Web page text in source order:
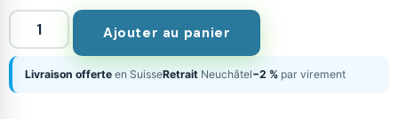
Ajouter au panier
Livraison offerte en SuisseRetrait Neuchâtel−2 % par virement